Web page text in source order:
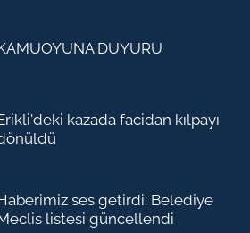
DUYURU
kazada facidan kılpayı
ses getirdi: Belediye
listesi güncellendi